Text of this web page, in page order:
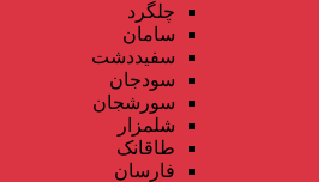
چلگرد
سامان
سفیددشت
سودجان
سورشجان
شلمزار
طاقانک
فارسان